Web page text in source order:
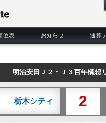
位表 お知らせ 通算
明治安田Ｊ２・Ｊ３百年構
栃木シティ 2